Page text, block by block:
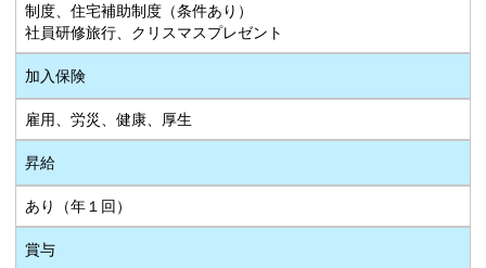
制度、住宅補助制度（条件あり）
社員研修旅行、クリスマスプレゼント
加入保険
雇用、労災、健康、厚生
昇給
あり（年１回）
賞与